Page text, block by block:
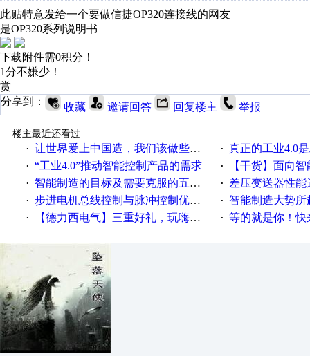
此贴特意发给一个要做信捷OP320连接线的网友
是OP320系列说明书
下载附件需0积分！
1分不嫌少！
赏
分享到：
收藏 邀请回答 回复楼主 举报
楼主最近还看过
· 让世界爱上中国造，我们该做些什么 · 真正的工业4.0
· “工业4.0”推动智能控制产品的需求 · 【干货】面向
· 智能制造的目标及需要克服的五个障碍 · 差压变送器性能达
· 步进电机总线控制与脉冲控制优缺点 · 智能制造大势所趋
· 【德力西电气】三重好礼，玩嗨夏日！ · 等的就是你！快来